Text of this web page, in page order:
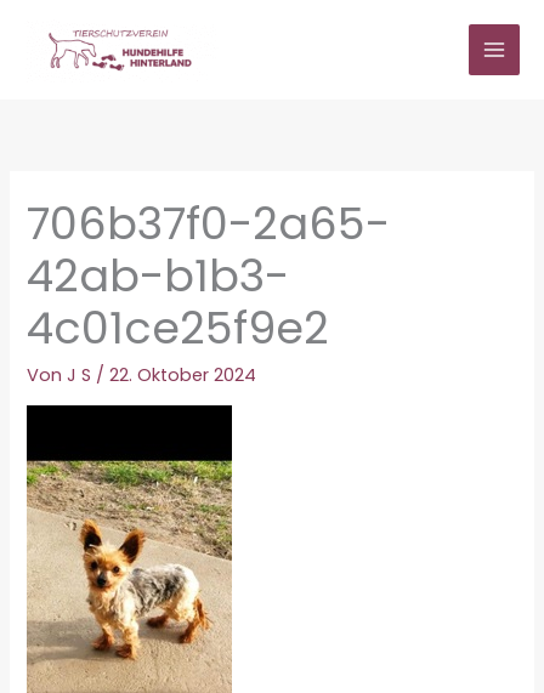
springen
706b37f0-2a65-
42ab-b1b3-
4c01ce25f9e2
VonJ S /22. Oktober 2024